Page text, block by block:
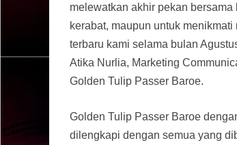
melewatkan akhir pekan bersama
kerabat, maupun untuk menikmati
terbaru kami selama bulan
Atika Nurlia, Marketing
Golden Tulip Passer Baroe.
Golden Tulip Passer Baroe
dilengkapi dengan semua yang